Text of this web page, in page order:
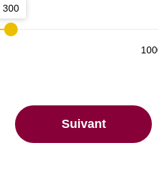
300
Suivant